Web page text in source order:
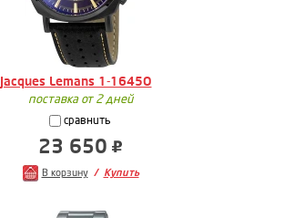
Jacques Lemans 1-1645O
поставка от 2 дней
сравнить
23 650
В корзину Купить